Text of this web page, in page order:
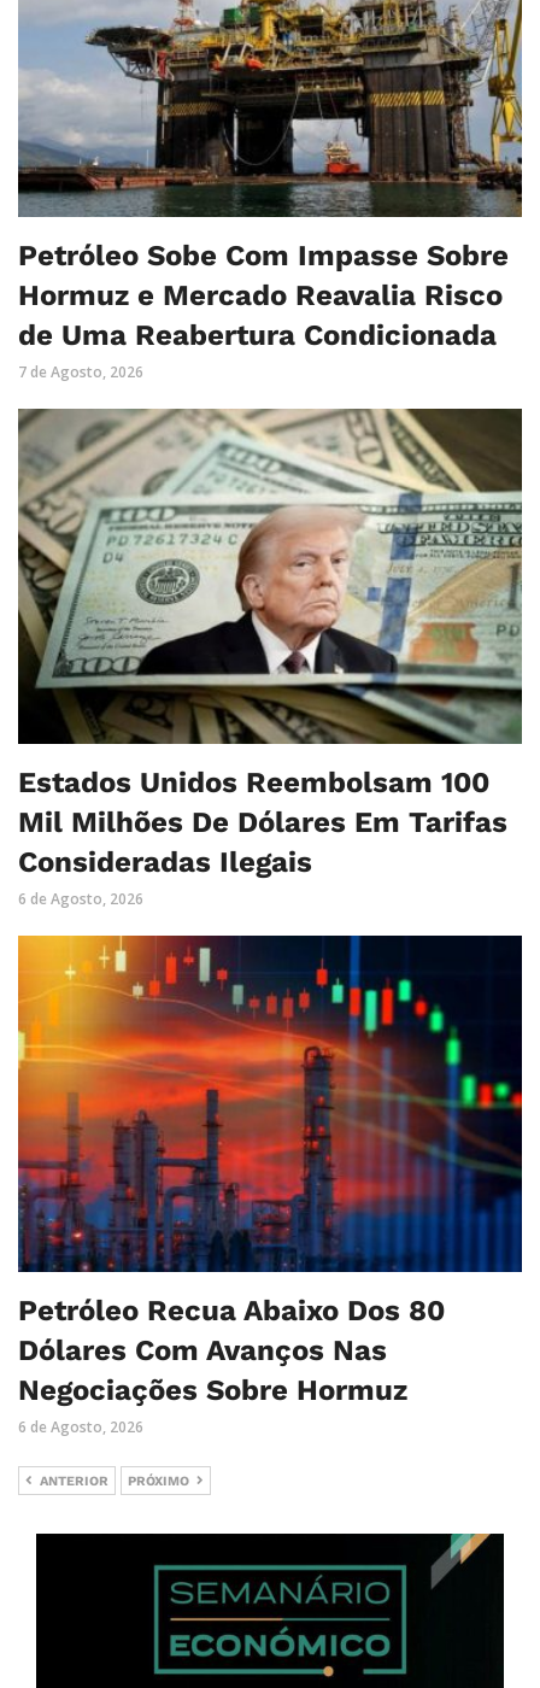
Petróleo Sobe Com Impasse Sobre
Hormuz e Mercado Reavalia Risco
de Uma Reabertura Condicionada
7 de Agosto, 2026
Estados Unidos Reembolsam 100
Mil Milhões De Dólares Em Tarifas
Consideradas Ilegais
6 de Agosto, 2026
Petróleo Recua Abaixo Dos 80
Dólares Com Avanços Nas
Negociações Sobre Hormuz
6 de Agosto, 2026
ANTERIOR PRÓXIMO